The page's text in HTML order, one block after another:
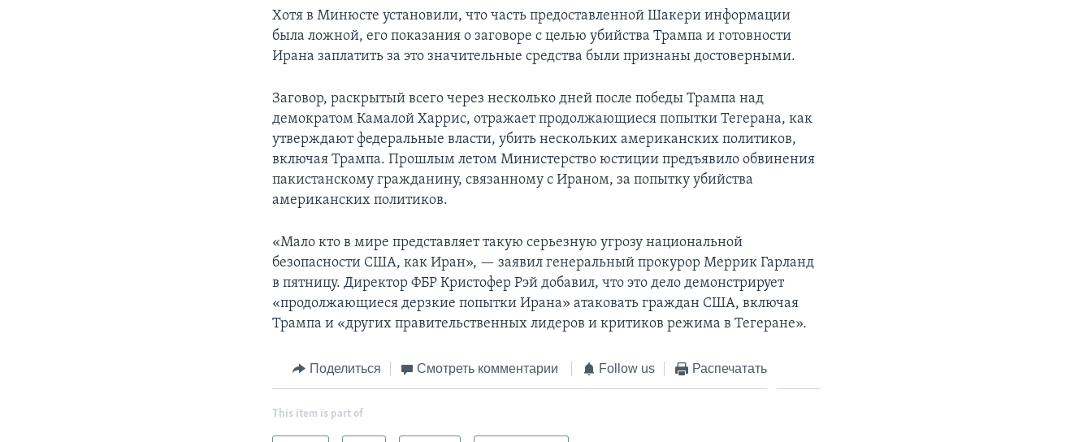
Хотя в Минюсте установили, что часть предоставленной Шакери информации
была ложной, его показания о заговоре с целью убийства Трампа и готовности
Ирана заплатить за это значительные средства были признаны достоверными.
Заговор, раскрытый всего через несколько дней после победы Трампа над
демократом Камалой Харрис, отражает продолжающиеся попытки Тегерана, как
утверждают федеральные власти, убить нескольких американских политиков,
включая Трампа. Прошлым летом Министерство юстиции предъявило обвинения
пакистанскому гражданину, связанному с Ираном, за попытку убийства
американских политиков.
«Мало кто в мире представляет такую серьезную угрозу национальной
безопасности США, как Иран», — заявил генеральный прокурор Меррик Гарланд
в пятницу. Директор ФБР Кристофер Рэй добавил, что это дело демонстрирует
«продолжающиеся дерзкие попытки Ирана» атаковать граждан США, включая
Трампа и «других правительственных лидеров и критиков режима в Тегеране».
Поделиться Смотреть комментарии Follow us Распечатать
This item is part of